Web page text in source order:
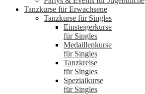
Tanzkurse für Erwachsene
Tanzkurse für Singles
Einsteigerkurse
für Singles
Medaillenkurse
für Singles
Tanzkreise
für Singles
Spezialkurse
für Singles